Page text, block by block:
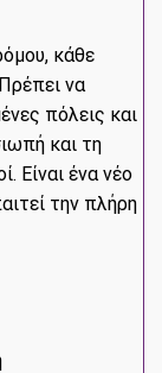
κάθε
να
πόλεις και
και τη
Είναι ένα νέο
την πλήρη